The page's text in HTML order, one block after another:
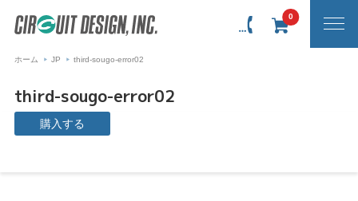
0
ホーム JP third-sougo-error02
third-sougo-error02
購入する